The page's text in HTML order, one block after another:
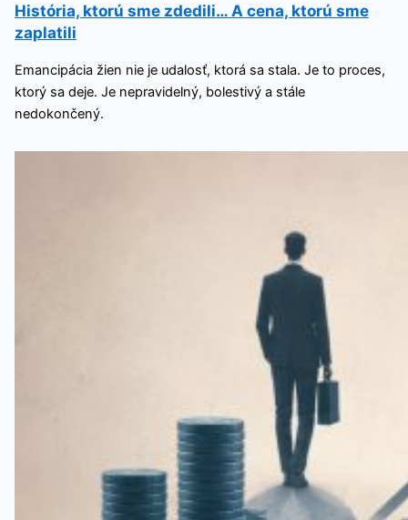
História, ktorú sme zdedili… A cena, ktorú sme
zaplatili
Emancipácia žien nie je udalosť, ktorá sa stala. Je to proces,
ktorý sa deje. Je nepravidelný, bolestivý a stále
nedokončený.